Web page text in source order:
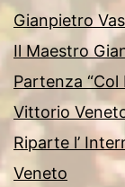
Gianpietro
Il Maestro
Partenza
Vittorio
Riparte l’
Veneto